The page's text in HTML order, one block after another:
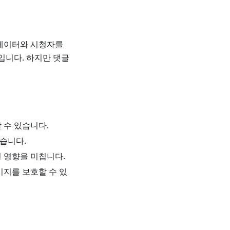
이터와 시청자를
니다. 하지만 댓글
수 있습니다.
니다.
영향을 미칩니다.
를 보호할 수 있